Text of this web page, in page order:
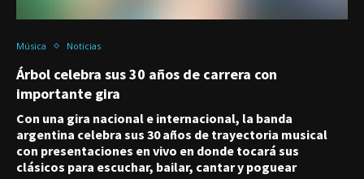
Música Noticias
Árbol celebra sus 30 años de carrera con
importante gira
Con una gira nacional e internacional, la banda
argentina celebra sus 30 años de trayectoria musical
con presentaciones en vivo en donde tocará sus
clásicos para escuchar, bailar, cantar y poguear